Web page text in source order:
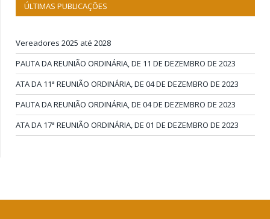
ÚLTIMAS PUBLICAÇÕES
Vereadores 2025 até 2028
PAUTA DA REUNIÃO ORDINÁRIA, DE 11 DE DEZEMBRO DE 2023
ATA DA 11ª REUNIÃO ORDINÁRIA, DE 04 DE DEZEMBRO DE 2023
PAUTA DA REUNIÃO ORDINÁRIA, DE 04 DE DEZEMBRO DE 2023
ATA DA 17ª REUNIÃO ORDINÁRIA, DE 01 DE DEZEMBRO DE 2023